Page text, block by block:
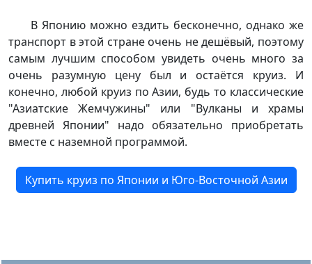
В Японию можно ездить бесконечно, однако же
транспорт в этой стране очень не дешёвый, поэтому
самым лучшим способом увидеть очень много за
очень разумную цену был и остаётся круиз. И
конечно, любой круиз по Азии, будь то классические
"Азиатские Жемчужины" или "Вулканы и храмы
древней Японии" надо обязательно приобретать
вместе с наземной программой.
Купить круиз по Японии и Юго-Восточной Азии